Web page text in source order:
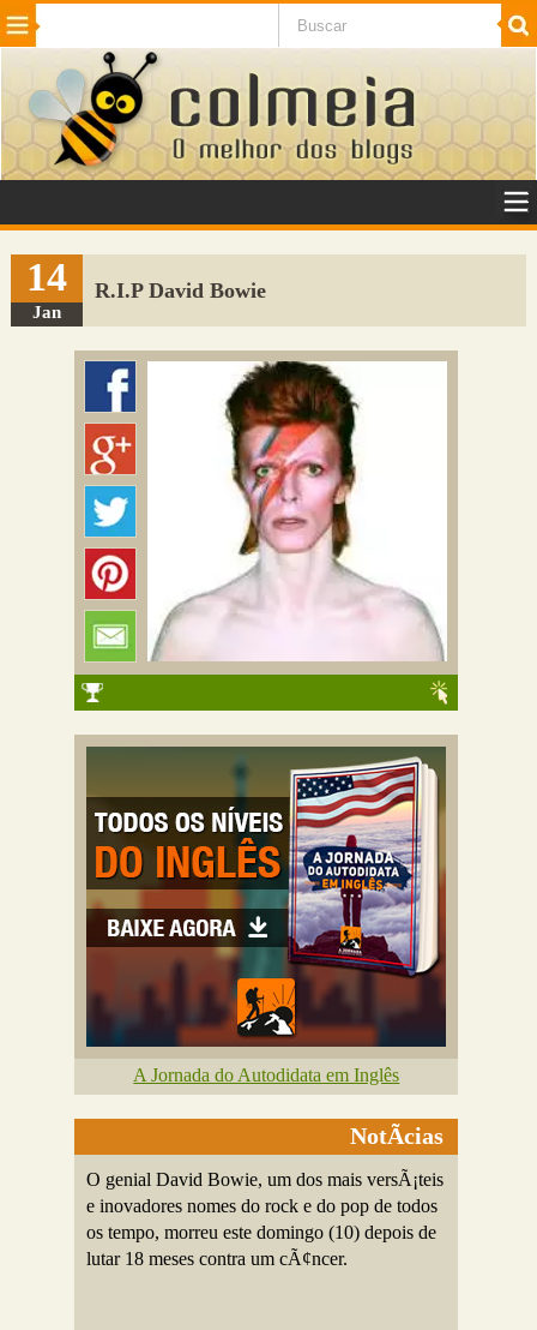
Beleza Cinema e TV
Internet Jogos NotÃ­cias SaÃºde
VeÃ­culos Adulto
Sugerir Link
Adicionar Blog
Colmeia Exchange
14
Jan
R.I.P David Bowie
A Jornada do Autodidata em Inglês
NotÃ­cias
O genial David Bowie, um dos mais versÃ¡teis
e inovadores nomes do rock e do pop de todos
os tempo, morreu este domingo (10) depois de
lutar 18 meses contra um cÃ¢ncer.